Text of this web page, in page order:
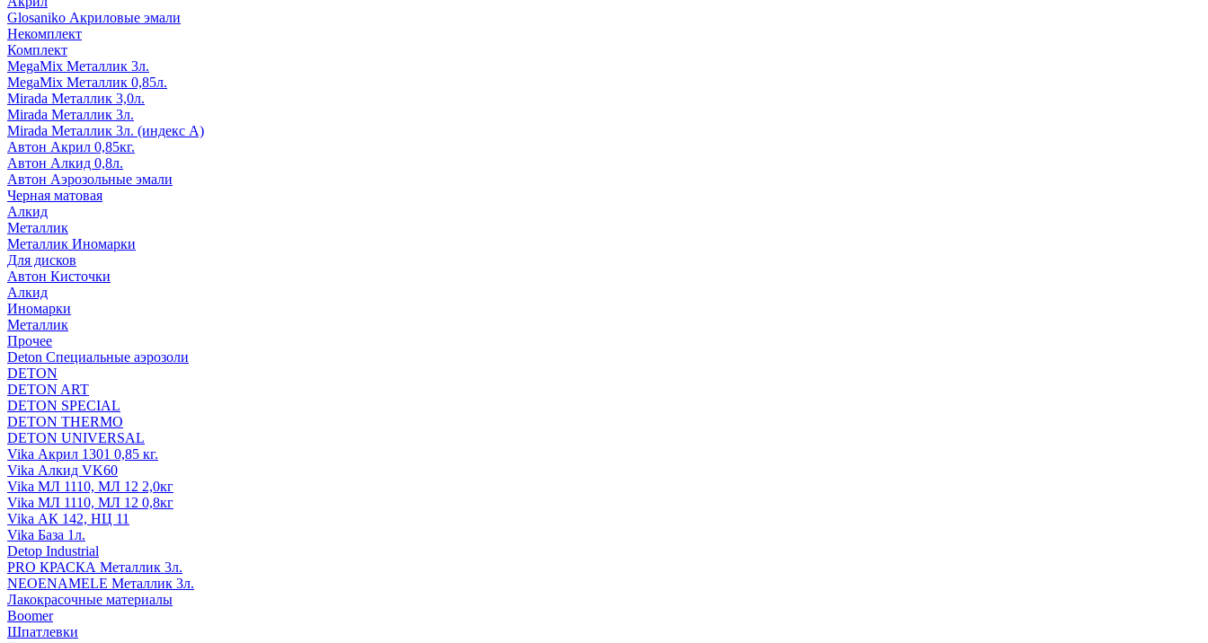
Glosaniko Акриловые эмали
Некомплект
Комплект
MegaMix Металлик 3л.
MegaMix Металлик 0,85л.
Mirada Металлик 3,0л.
Mirada Металлик 3л.
Mirada Металлик 3л. (индекс А)
Автон Акрил 0,85кг.
Автон Алкид 0,8л.
Автон Аэрозольные эмали
Черная матовая
Алкид
Металлик
Металлик Иномарки
Для дисков
Автон Кисточки
Алкид
Иномарки
Металлик
Прочее
Deton Специальные аэрозоли
DETON
DETON ART
DETON SPECIAL
DETON THERMO
DETON UNIVERSAL
Vika Акрил 1301 0,85 кг.
Vika Алкид VK60
Vika МЛ 1110, МЛ 12 2,0кг
Vika МЛ 1110, МЛ 12 0,8кг
Vika АК 142, НЦ 11
Vika База 1л.
Detop Industrial
PRO КРАСКА Металлик 3л.
NEOENAMELE Металлик 3л.
Лакокрасочные материалы
Boomer
Шпатлевки